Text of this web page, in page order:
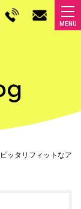
ッタリフィットなア